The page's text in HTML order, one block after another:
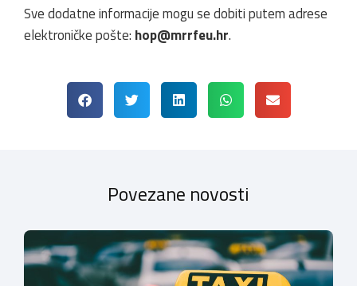
Sve dodatne informacije mogu se dobiti putem adrese
elektroničke pošte: hop@mrrfeu.hr.
Povezane novosti